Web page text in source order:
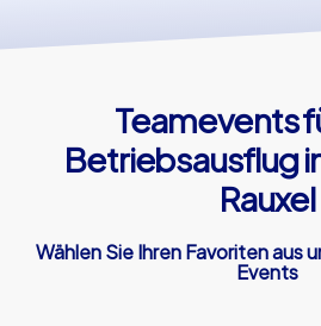
Teamevents
Betriebsausflug
Rauxel
Wählen Sie Ihren Favoriten aus
Events